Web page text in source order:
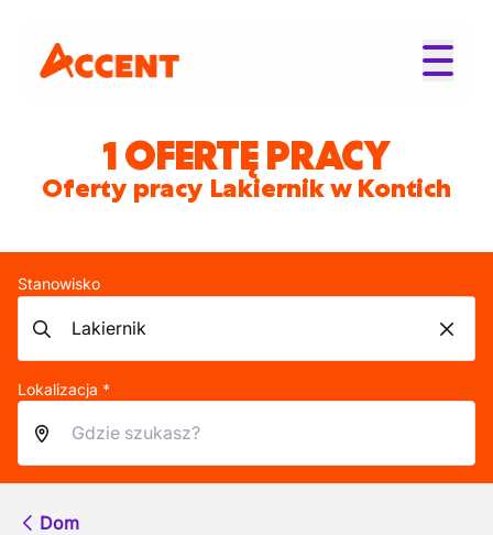
1 OFERTĘ PRACY
Oferty pracy Lakiernik w Kontich
Stanowisko
Lokalizacja *
Dom